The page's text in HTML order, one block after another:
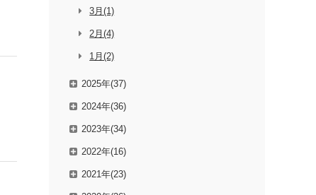
3月(1)
2月(4)
1月(2)
2025年(37)
2024年(36)
2023年(34)
2022年(16)
2021年(23)